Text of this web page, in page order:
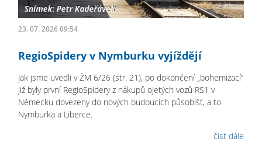
23. 07. 2026 09:54
RegioSpidery v Nymburku vyjíždějí
Jak jsme uvedli v ŽM 6/26 (str. 21), po dokončení „bohemizací“
již byly první RegioSpidery z nákupů ojetých vozů RS1 v
Německu dovezeny do nových budoucích působišť, a to
Nymburka a Liberce.
číst dále